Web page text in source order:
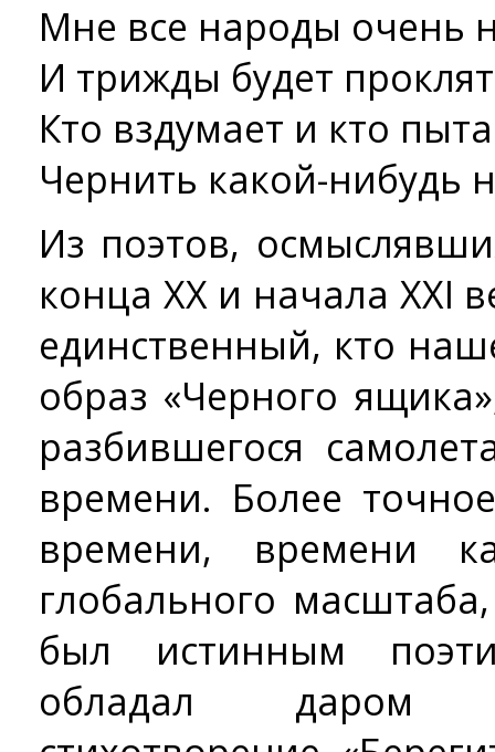
Мне все народы очень
И трижды будет
Кто вздумает и кто
Чернить какой-нибудь
Из поэтов,
конца ХХ и начала ХХI
единственный, кто
образ «Черного
разбившегося
времени. Более
времени, времени
глобального
был истинным
обладал даром